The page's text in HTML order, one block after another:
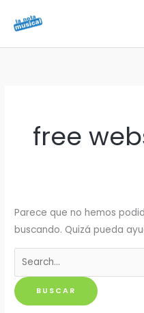
free
Parece que no hemos
buscando. Quizá pueda
Buscar
por: